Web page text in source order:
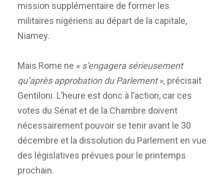
mission supplémentaire de former les
militaires nigériens au départ de la capitale,
Niamey.
Mais Rome ne « s’engagera sérieusement
qu’après approbation du Parlement», précisait
Gentiloni. L’heure est donc à l’action, car ces
votes du Sénat et de la Chambre doivent
nécessairement pouvoir se tenir avant le 30
décembre et la dissolution du Parlement en vue
des législatives prévues pour le printemps
prochain.